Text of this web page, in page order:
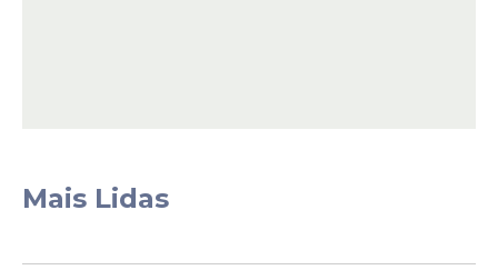
Mais Lidas